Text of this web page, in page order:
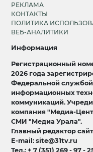
РЕКЛАМА
КОНТАКТЫ
ПОЛИТИКА
ВЕБ-АНАЛИТИКИ
Информация
Регистрационный
2026 года
Федеральной службой
информационных
коммуникаций.
компания "Медиа-
СМИ "Медиа Урала".
Главный редактор
E-mail: site@31tv.ru
Тел.: + 7 (351) 269 - 97 -